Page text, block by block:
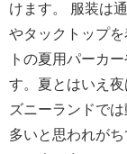
けます。 服装は
やタックトップ
トの夏用パーカ
す。夏とはいえ
ズニーランドで
多いと思われが